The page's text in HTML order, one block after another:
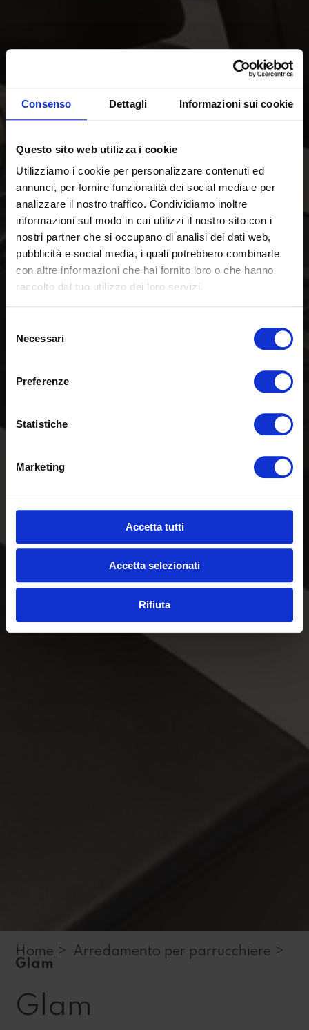
Consenso Dettagli Informazioni sui cookie
Questo sito web utilizza i cookie
Utilizziamo i cookie per personalizzare contenuti ed
annunci, per fornire funzionalità dei social media e per
analizzare il nostro traffico. Condividiamo inoltre
informazioni sul modo in cui utilizzi il nostro sito con i
nostri partner che si occupano di analisi dei dati web,
pubblicità e social media, i quali potrebbero combinarle
con altre informazioni che hai fornito loro o che hanno
raccolto dal tuo utilizzo dei loro servizi.
delNecessari
Preferenze
Statistiche
Marketing
Accetta tutti
Accetta selezionati
Rifiuta
Home > Arredamento per parrucchiere >
Glam
Glam